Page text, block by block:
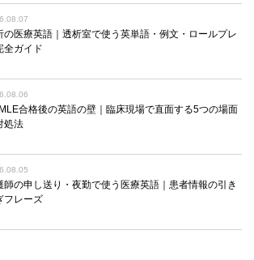
の医療英語｜透析室で使う英単語・例文・ロールプレ
全ガイド
合格後の英語の壁｜臨床現場で直面する5つの場面
処法
師の申し送り・夜勤で使う医療英語｜患者情報の引き
フレーズ